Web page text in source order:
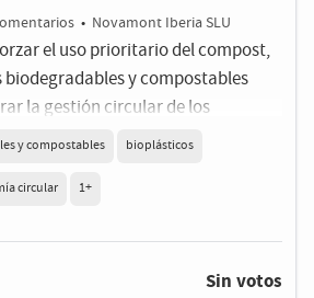
• Novamont Iberia SLU
el uso prioritario del compost,
y compostables
la gestión circular de los
y urbanos.
y compostables bioplásticos
circular 1+
Sin votos